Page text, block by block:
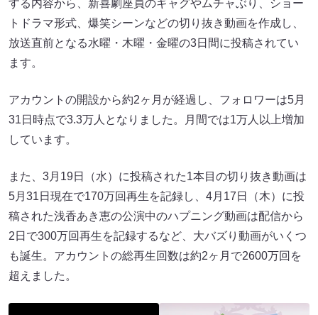
する内容から、新喜劇座員のギャグやムチャぶり、ショー
トドラマ形式、爆笑シーンなどの切り抜き動画を作成し、
放送直前となる水曜・木曜・金曜の3日間に投稿されてい
ます。
アカウントの開設から約2ヶ月が経過し、フォロワーは5月
31日時点で3.3万人となりました。月間では1万人以上増加
しています。
また、3月19日（水）に投稿された1本目の切り抜き動画は
5月31日現在で170万回再生を記録し、4月17日（木）に投
稿された浅香あき恵の公演中のハプニング動画は配信から
2日で300万回再生を記録するなど、大バズり動画がいくつ
も誕生。アカウントの総再生回数は約2ヶ月で2600万回を
超えました。